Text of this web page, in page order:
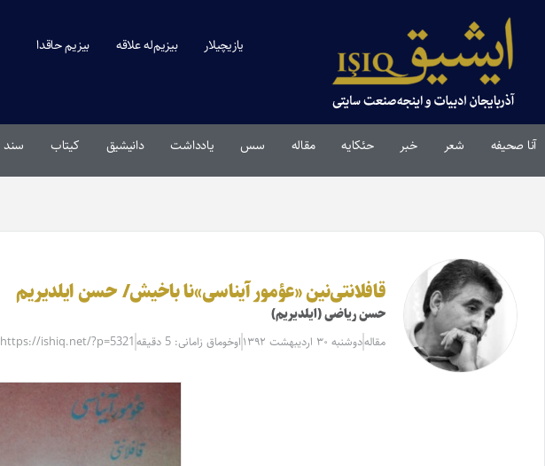
یازیچیلار بیزیم‌له علاقه بیزیم حاقدا
آنا صحیفه شعر خبر حئکایه مقاله‌ سس یادداشت دانیشیق کیتاب سند
قافلانتی‌نین «عؤمور آیناسی»نا باخیش/ حسن ایلدیریم
حسن ریاضی (ایلدیریم)
مقاله‌دوشنبه ۳۰ اردیبهشت ۱۳۹۲ اوخوماق زامانی: 5 دقیقه https://ishiq.net/?p=5321